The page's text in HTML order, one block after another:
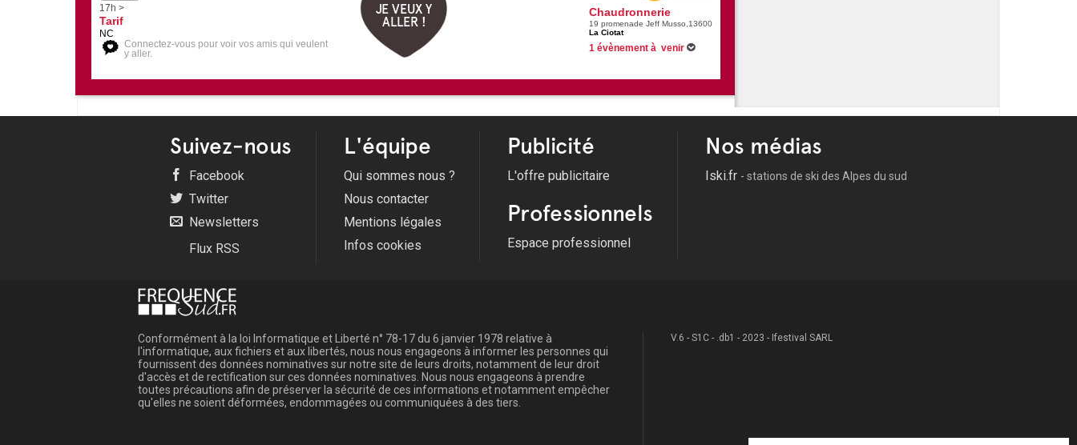
17h >
Tarif
NC
Connectez-vous pour voir vos amis qui veulent
y aller.
JE VEUX Y
ALLER !
Chaudronnerie
19 promenade Jeff Musso,13600
La Ciotat
1 évènement à venir
Suivez-nous
Facebook
Twitter
Newsletters
Flux RSS
L'équipe
Qui sommes nous ?
Nous contacter
Mentions légales
Infos cookies
Publicité
L'offre publicitaire
Professionnels
Espace professionnel
Nos médias
Iski.fr - stations de ski des Alpes du sud
Conformément à la loi Informatique et Liberté n° 78-17 du 6 janvier 1978 relative à
l'informatique, aux fichiers et aux libertés, nous nous engageons à informer les personnes qui
fournissent des données nominatives sur notre site de leurs droits, notamment de leur droit
d'accès et de rectification sur ces données nominatives. Nous nous engageons à prendre
toutes précautions afin de préserver la sécurité de ces informations et notamment empêcher
qu'elles ne soient déformées, endommagées ou communiquées à des tiers.
V.6 - S1C - .db1 - 2023 - Ifestival SARL